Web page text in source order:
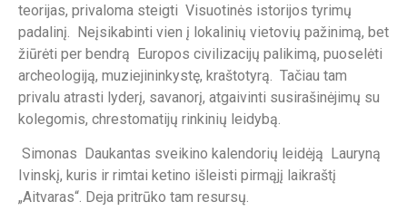
teorijas, privaloma steigti Visuotinės istorijos tyrimų
padalinį. Neįsikabinti vien į lokalinių vietovių pažinimą, bet
žiūrėti per bendrą Europos civilizacijų palikimą, puoselėti
archeologiją, muziejininkystę, kraštotyrą. Tačiau tam
privalu atrasti lyderį, savanorį, atgaivinti susirašinėjimų su
kolegomis, chrestomatijų rinkinių leidybą.
Simonas Daukantas sveikino kalendorių leidėją Lauryną
Ivinskį, kuris ir rimtai ketino išleisti pirmąjį laikraštį
„Aitvaras“. Deja pritrūko tam resursų.